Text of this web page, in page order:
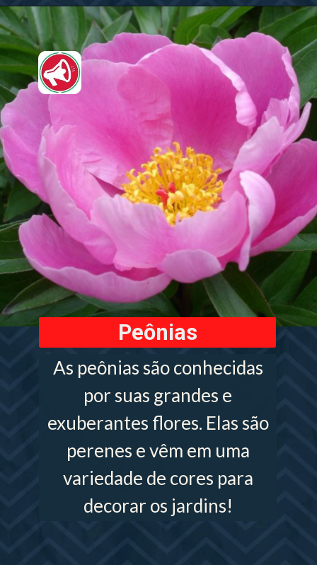
As peônias são conhecidas
por suas grandes e
exuberantes flores. Elas são
perenes e vêm em uma
variedade de cores para
decorar os jardins!
Peônias